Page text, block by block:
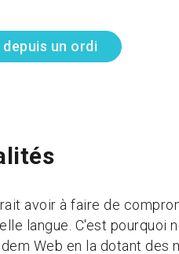
un ordi
avoir à faire de
langue. C'est pourquoi
Web en la dotant des